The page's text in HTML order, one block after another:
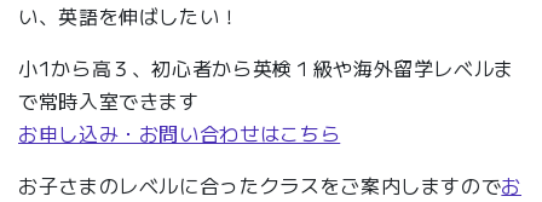
い、英語を伸ばしたい！
小1から高３、初心者から英検１級や海外留学レベルま
で常時入室できます
お申し込み・お問い合わせはこちら
お子さまのレベルに合ったクラスをご案内しますのでお